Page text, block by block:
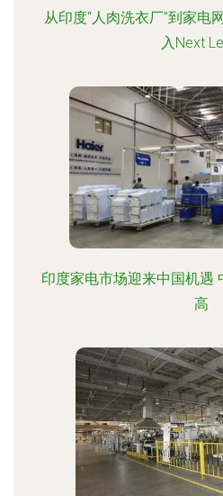
从印度“人肉洗衣厂”到家电
入Next
印度家电市场迎来中国机遇
高